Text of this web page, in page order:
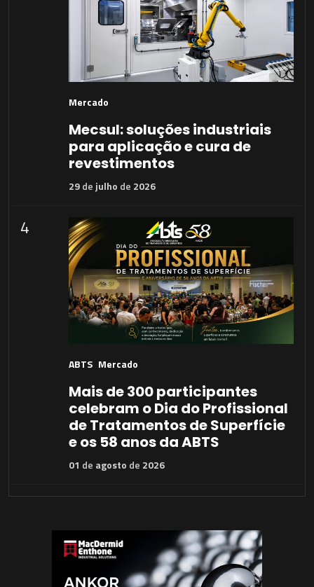
Mercado
Mecsul: soluções industriais
para aplicação e cura de
revestimentos
29de julho de 2026
4
ABTS Mercado
Mais de 300 participantes
celebram o Dia do Profissional
de Tratamentos de Superfície
e os 58 anos da ABTS
01 de agosto de 2026